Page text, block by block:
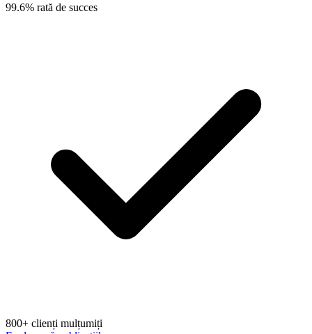
99.6% rată de succes
800+ clienți mulțumiți